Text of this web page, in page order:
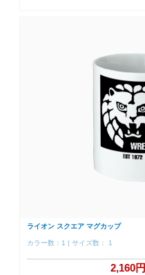
ライオン スクエア マグカップ
カラー数：1 | サイズ数： 1
2,160円